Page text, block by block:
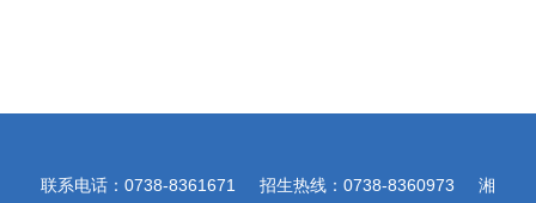
联系电话：0738-8361671 招生热线：0738-8360973 湘